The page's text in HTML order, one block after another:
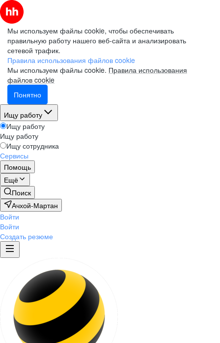
Мы используем файлы cookie, чтобы обеспечивать
правильную работу нашего веб-сайта и анализировать
сетевой трафик.
Правила использования файлов cookie
Мы используем файлы cookie. Правила использования
файлов cookie
Понятно
Ищу работу
Ищу работу
Ищу работу
Ищу сотрудника
Сервисы
Помощь
Ещё
Поиск
Ачхой-Мартан
Войти
Войти
Создать резюме